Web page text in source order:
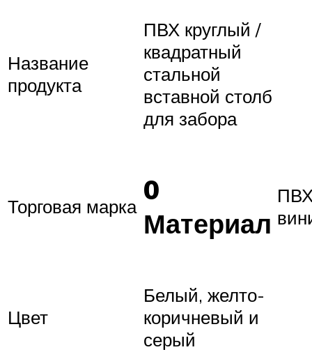
Название
продукта
ПВХ круглый /
квадратный
стальной
вставной столб
для забора
Торговая марка 0
Материал
Цвет
Белый, желто-
коричневый и
серый